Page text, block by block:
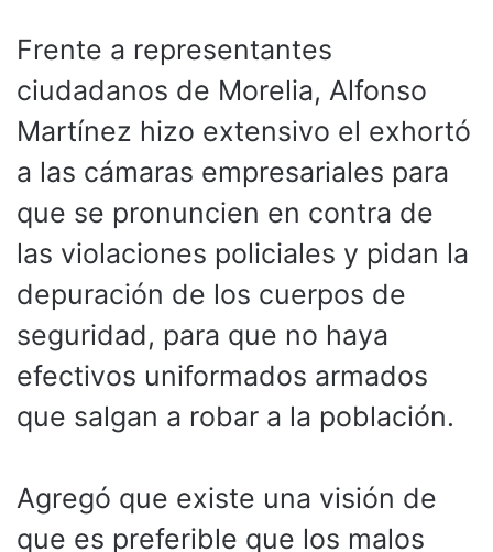
Frente a representantes
ciudadanos de Morelia, Alfonso
Martínez hizo extensivo el exhortó
a las cámaras empresariales para
que se pronuncien en contra de
las violaciones policiales y pidan la
depuración de los cuerpos de
seguridad, para que no haya
efectivos uniformados armados
que salgan a robar a la población.
Agregó que existe una visión de
que es preferible que los malos